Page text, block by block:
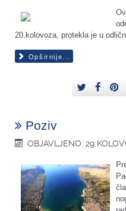
20.kolovoza, protekla je u
Opširnije...
Poziv
OBJAVLJENO: 29